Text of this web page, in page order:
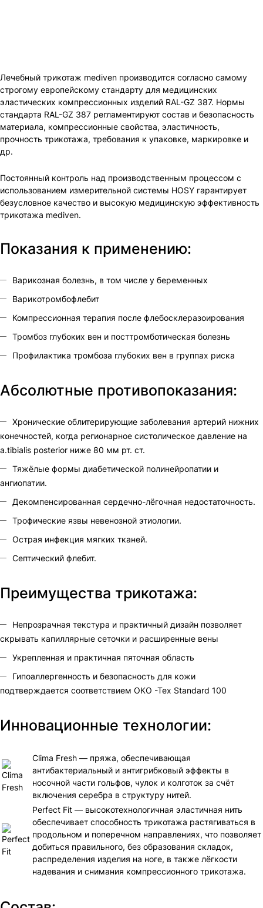
Лечебный трикотаж mediven производится согласно самому
строгому европейскому стандарту для медицинских
эластических компрессионных изделий RAL-GZ 387. Нормы
стандарта RAL-GZ 387 регламентируют состав и безопасность
материала, компрессионные свойства, эластичность,
прочность трикотажа, требования к упаковке, маркировке и
др.
Постоянный контроль над производственным процессом с
использованием измерительной системы HOSY гарантирует
безусловное качество и высокую медицинскую эффективность
трикотажа mediven.
Показания к применению:
Варикозная болезнь, в том числе у беременных
Варикотромбофлебит
Компрессионная терапия после флебосклеразоирования
Тромбоз глубоких вен и посттромботическая болезнь
Профилактика тромбоза глубоких вен в группах риска
Абсолютные противопоказания:
Хронические облитерирующие заболевания артерий нижних
конечностей, когда регионарное систолическое давление на
a.tibialis posterior ниже 80 мм рт. ст.
Тяжёлые формы диабетической полинейропатии и
ангиопатии.
Декомпенсированная сердечно-лёгочная недостаточность.
Трофические язвы невенозной этиологии.
Острая инфекция мягких тканей.
Септический флебит.
Преимущества трикотажа:
Непрозрачная текстура и практичный дизайн позволяет
скрывать капиллярные сеточки и расширенные вены
Укрепленная и практичная пяточная область
Гипоаллергенность и безопасность для кожи
подтверждается соответствием ОКО -Тех Standard 100
Инновационные технологии:
Clima Fresh — пряжа, обеспечивающая
антибактериальный и антигрибковый эффекты в
носочной части гольфов, чулок и колготок за счёт
включения серебра в структуру нитей.
Perfect Fit — высокотехнологичная эластичная нить
обеспечивает способность трикотажа растягиваться в
продольном и поперечном направлениях, что позволяет
добиться правильного, без образования складок,
распределения изделия на ноге, в также лёгкости
надевания и снимания компрессионного трикотажа.